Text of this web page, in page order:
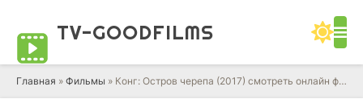
TV-GOODFILMS
Главная » Фильмы » Конг: Остров черепа (2017) смотреть онлайн фильм в HD качестве 720 - 1080 бесплатно